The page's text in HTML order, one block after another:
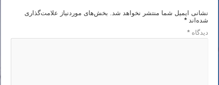
نشانی ایمیل شما منتشر نخواهد شد.
بخش‌های موردنیاز علامت‌گذاری
شده‌اند*
دیدگاه*